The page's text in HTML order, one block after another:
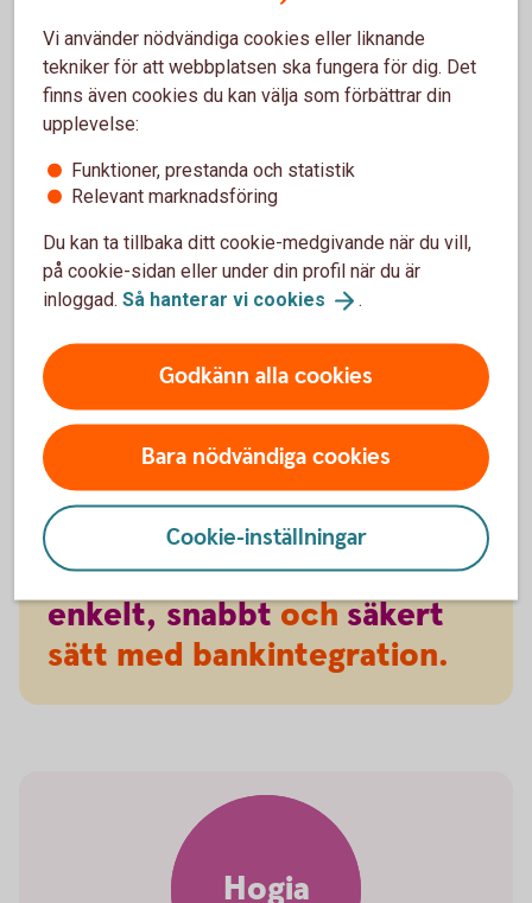
Så funkar bankintegrationen
Ny modern betalinfrastruktur i Sverige
Hantera er ekonomi på ett
enkelt,snabbtochsäkert
sätt med bankintegration.
Hogia
Vi använder nödvändiga cookies eller liknande
tekniker för att webbplatsen ska fungera för dig. Det
finns även cookies du kan välja som förbättrar din
upplevelse:
Funktioner, prestanda och statistik
Relevant marknadsföring
Du kan ta tillbaka ditt cookie-medgivande när du vill,
på cookie-sidan eller under din profil när du är
inloggad. Så hanterar vi cookies .
Godkänn alla cookies
Bara nödvändiga cookies
Cookie-inställningar